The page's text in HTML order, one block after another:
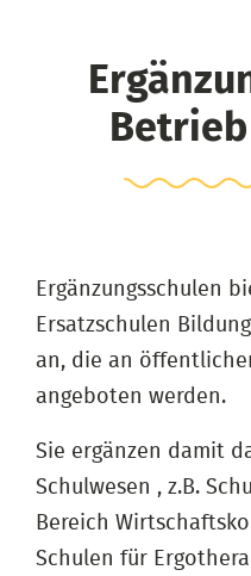
Ergänzungsschulen
Ersatzschulen
an, die an
angeboten werden.
Sie ergänzen damit
Schulwesen , z.B.
Bereich
Schulen für